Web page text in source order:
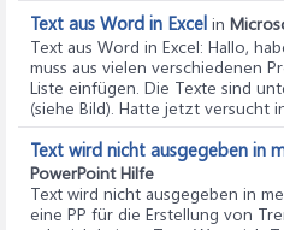
Text aus Word in Excel in
Text aus Word in Excel: Hallo,
muss aus vielen verschiedenen
Liste einfügen. Die Texte sind
(siehe Bild). Hatte jetzt versucht
Text wird nicht ausgegeben in
PowerPoint Hilfe
Text wird nicht ausgegeben in
eine PP für die Erstellung von